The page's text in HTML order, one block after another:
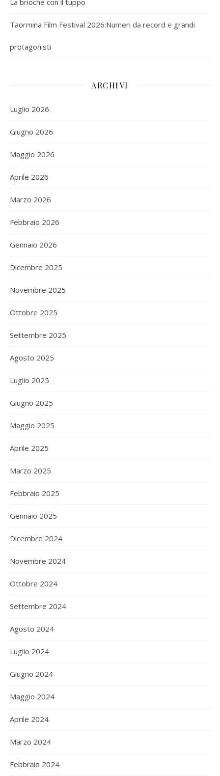
La brioche con il tuppo
Taormina Film Festival 2026:Numeri da record e grandi
protagonisti
ARCHIVI
Luglio 2026
Giugno 2026
Maggio 2026
Aprile 2026
Marzo 2026
Febbraio 2026
Gennaio 2026
Dicembre 2025
Novembre 2025
Ottobre 2025
Settembre 2025
Agosto 2025
Luglio 2025
Giugno 2025
Maggio 2025
Aprile 2025
Marzo 2025
Febbraio 2025
Gennaio 2025
Dicembre 2024
Novembre 2024
Ottobre 2024
Settembre 2024
Agosto 2024
Luglio 2024
Giugno 2024
Maggio 2024
Aprile 2024
Marzo 2024
Febbraio 2024